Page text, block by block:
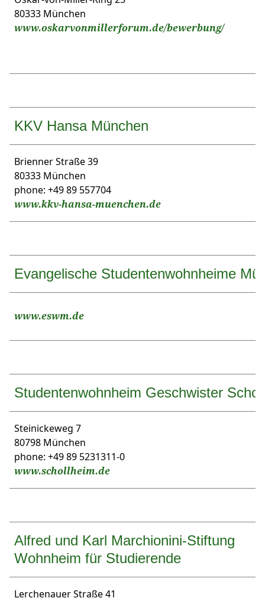
80333 München
www.oskarvonmillerforum.de/bewerbung/
KKV Hansa München
Brienner Straße 39
80333 München
phone: +49 89 557704
www.kkv-hansa-muenchen.de
Evangelische Studentenwohnheime
www.eswm.de
Studentenwohnheim Geschwister
Steinickeweg 7
80798 München
phone: +49 89 5231311-0
www.schollheim.de
Alfred und Karl Marchionini-Stiftung
Wohnheim für Studierende
Lerchenauer Straße 41